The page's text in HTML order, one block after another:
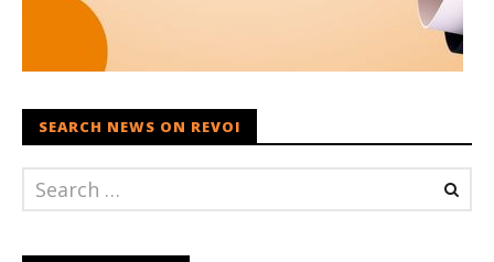
SEARCH NEWS ON REVOI